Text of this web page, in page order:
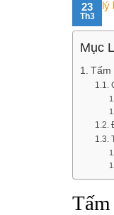
23
Th3
Mục
Tấm